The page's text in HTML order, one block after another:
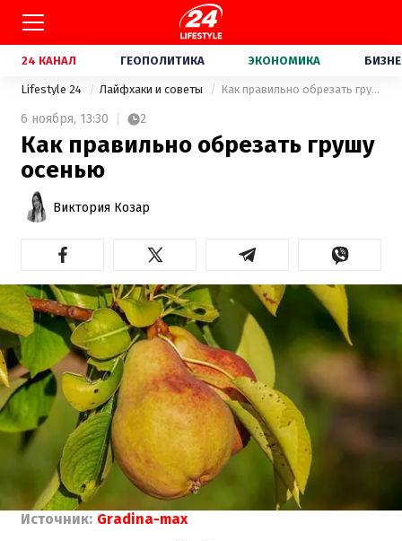
24 КАНАЛ ГЕОПОЛИТИКА ЭКОНОМИКА
Lifestyle 24 Лайфхаки и советы Как правильно обрезать грушу осенью
6 ноября, 13:30 2
Как правильно обрезать грушу
осенью
Виктория Козар
Источник: Gradina-max